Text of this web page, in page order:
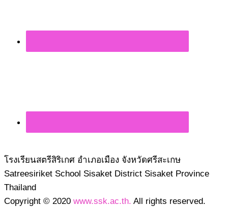
โรงเรียนสตรีสิริเกศ อำเภอเมือง จังหวัดศรีสะเกษ
Satreesiriket School Sisaket District Sisaket Province
Thailand
Copyright © 2020 www.ssk.ac.th. All rights reserved.